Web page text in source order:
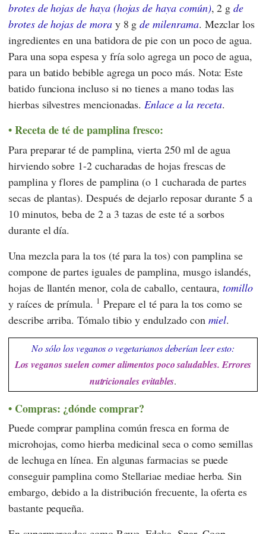
brotes de hojas de haya (hojas de haya común), 2 gde
brotes de hojas de moray 8 gde milenrama. Mezclar los
ingredientes en una batidora de pie con un poco de agua.
Para una sopa espesa y fría solo agrega un poco de agua,
para un batido bebible agrega un poco más. Nota: Este
batido funciona incluso si no tienes a mano todas las
hierbas silvestres mencionadas.Enlace a la receta.
Receta de té de pamplina fresco:
Para preparar té de pamplina, vierta 250 ml de agua
hirviendo sobre 1-2 cucharadas de hojas frescas de
pamplina y flores de pamplina (o 1 cucharada de partes
secas de plantas). Después de dejarlo reposar durante 5 a
10 minutos, beba de 2 a 3 tazas de este té a sorbos
durante el día.
Una mezcla para la tos (té para la tos) con pamplina se
compone de partes iguales de pamplina, musgo islandés,
hojas de llantén menor, cola de caballo, centaura,tomillo
y raíces de prímula. 1 Prepare el té para la tos como se
describe arriba. Tómalo tibio y endulzado con miel.
No sólo los veganos o vegetarianos deberían leer esto:
Los veganos suelen comer alimentos poco saludables. Errores
nutricionales evitables.
Compras: ¿dónde comprar?
Puede comprar pamplina común fresca en forma de
microhojas, como hierba medicinal seca o como semillas
de lechuga en línea. En algunas farmacias se puede
conseguir pamplina como Stellariae mediae herba. Sin
embargo, debido a la distribución frecuente, la oferta es
bastante pequeña.